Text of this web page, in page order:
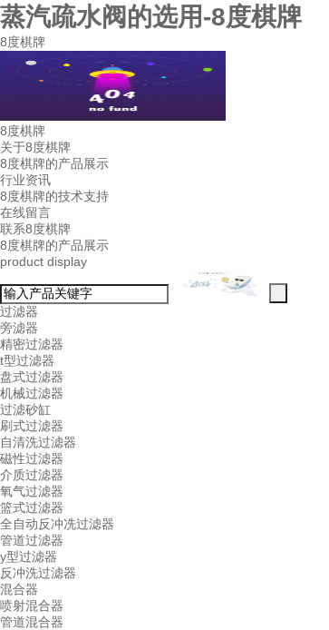
蒸汽疏水阀的选用-8度棋牌
8度棋牌
8度棋牌
关于8度棋牌
8度棋牌的产品展示
行业资讯
8度棋牌的技术支持
在线留言
联系8度棋牌
8度棋牌的产品展示
product display
过滤器
旁滤器
精密过滤器
t型过滤器
盘式过滤器
机械过滤器
过滤砂缸
刷式过滤器
自清洗过滤器
磁性过滤器
介质过滤器
氧气过滤器
篮式过滤器
全自动反冲冼过滤器
管道过滤器
y型过滤器
反冲洗过滤器
混合器
喷射混合器
管道混合器